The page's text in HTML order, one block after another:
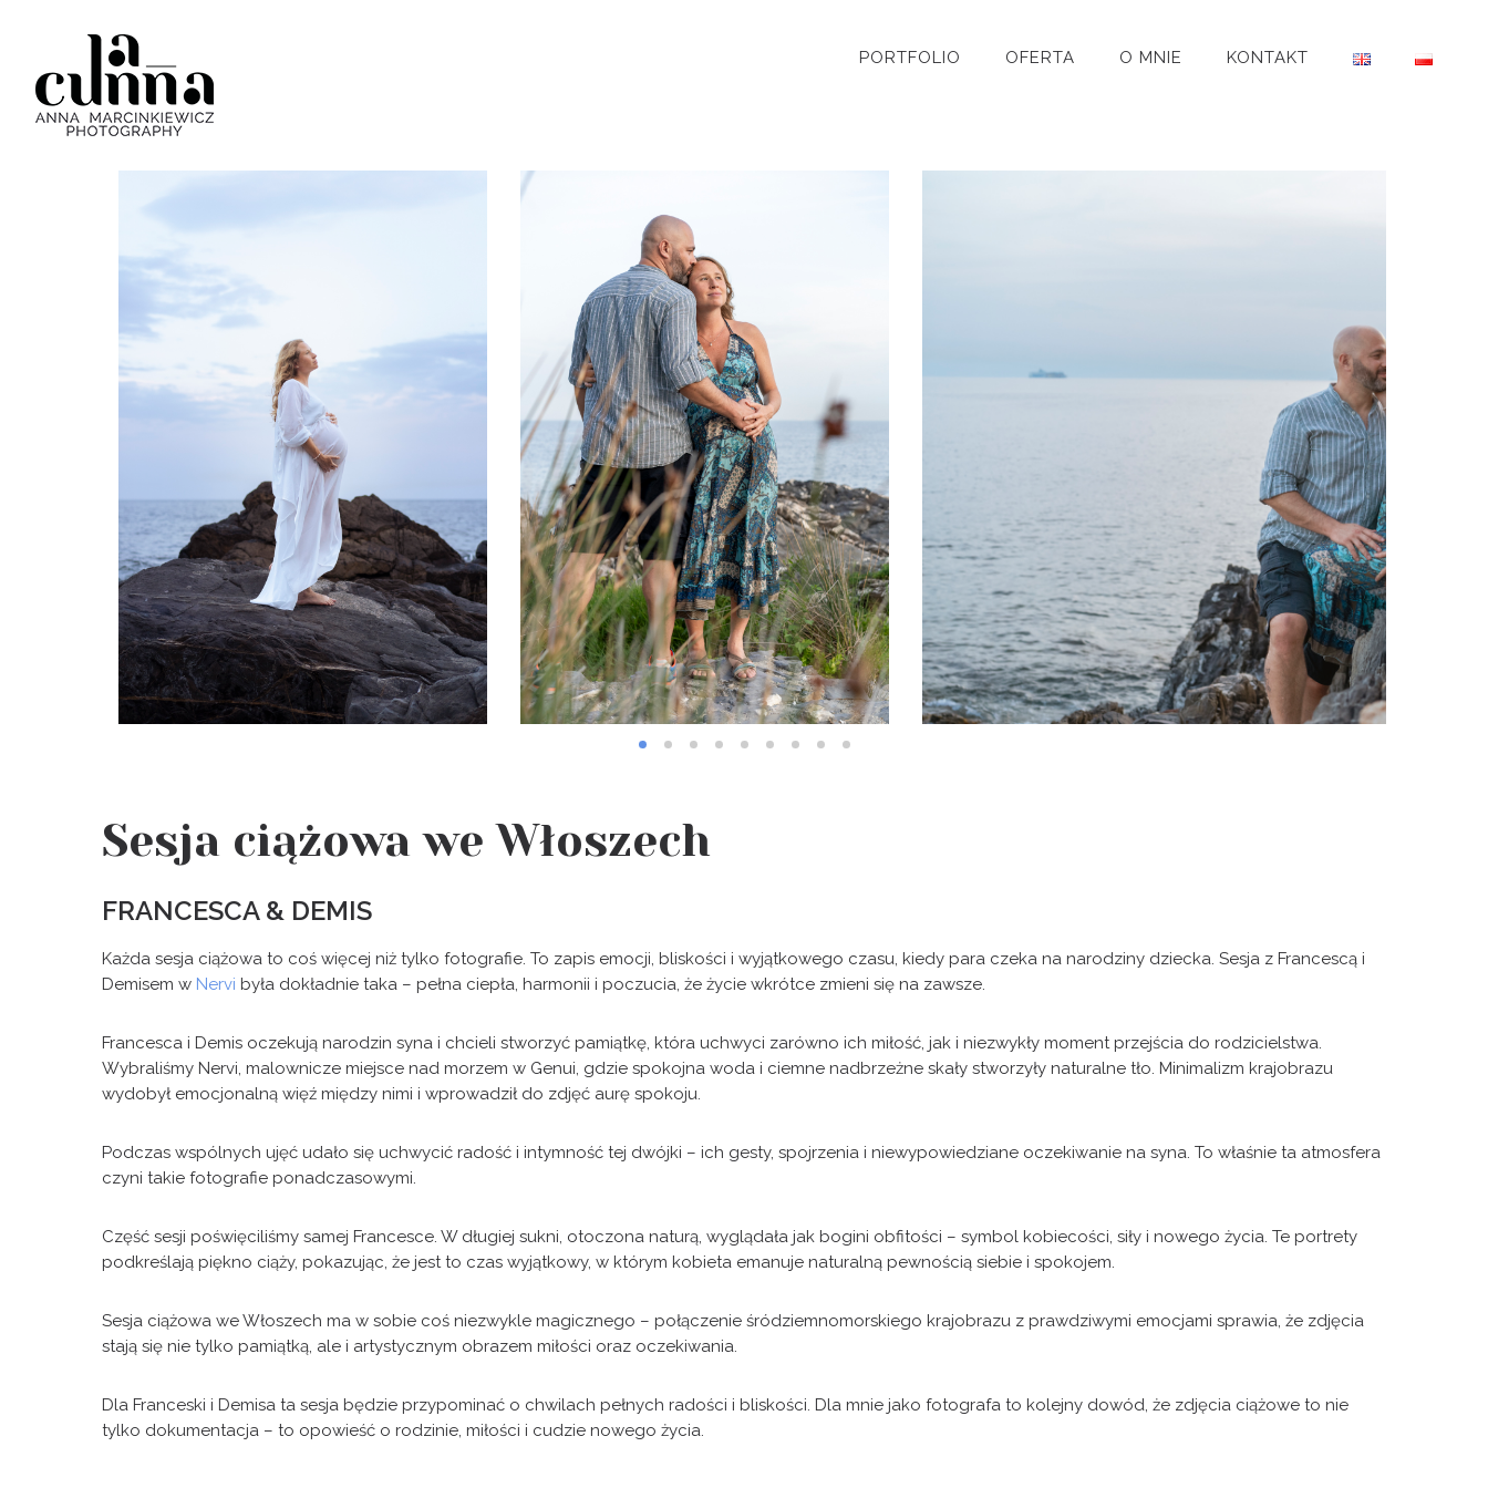
PORTFOLIO OFERTA O MNIE KONTAKT
Sesja ciążowa we Włoszech
FRANCESCA & DEMIS
Każda sesja ciążowa to coś więcej niż tylko fotografie. To zapis emocji, bliskości i wyjątkowego czasu, kiedy para czeka na narodziny dziecka. Sesja z Francescą i
Demisem w Nervi była dokładnie taka – pełna ciepła, harmonii i poczucia, że życie wkrótce zmieni się na zawsze.
Francesca i Demis oczekują narodzin syna i chcieli stworzyć pamiątkę, która uchwyci zarówno ich miłość, jak i niezwykły moment przejścia do rodzicielstwa.
Wybraliśmy Nervi, malownicze miejsce nad morzem w Genui, gdzie spokojna woda i ciemne nadbrzeżne skały stworzyły naturalne tło. Minimalizm krajobrazu
wydobył emocjonalną więź między nimi i wprowadził do zdjęć aurę spokoju.
Podczas wspólnych ujęć udało się uchwycić radość i intymność tej dwójki – ich gesty, spojrzenia i niewypowiedziane oczekiwanie na syna. To właśnie ta atmosfera
czyni takie fotografie ponadczasowymi.
Część sesji poświęciliśmy samej Francesce. W długiej sukni, otoczona naturą, wyglądała jak bogini obfitości – symbol kobiecości, siły i nowego życia. Te portrety
podkreślają piękno ciąży, pokazując, że jest to czas wyjątkowy, w którym kobieta emanuje naturalną pewnością siebie i spokojem.
Sesja ciążowa we Włoszech ma w sobie coś niezwykle magicznego – połączenie śródziemnomorskiego krajobrazu z prawdziwymi emocjami sprawia, że zdjęcia
stają się nie tylko pamiątką, ale i artystycznym obrazem miłości oraz oczekiwania.
Dla Franceski i Demisa ta sesja będzie przypominać o chwilach pełnych radości i bliskości. Dla mnie jako fotografa to kolejny dowód, że zdjęcia ciążowe to nie
tylko dokumentacja – to opowieść o rodzinie, miłości i cudzie nowego życia.